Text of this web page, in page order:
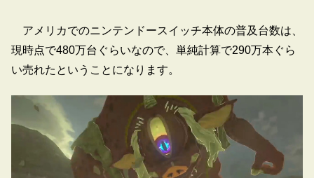
アメリカでのニンテンドースイッチ本体の普及台数は、
現時点で480万台ぐらいなので、単純計算で290万本ぐら
い売れたということになります。